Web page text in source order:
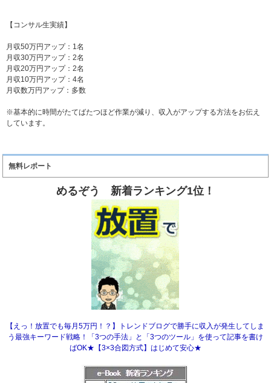
【コンサル生実績】
月収50万円アップ：1名
月収30万円アップ：2名
月収20万円アップ：2名
月収10万円アップ：4名
月収数万円アップ：多数
※基本的に時間がたてばたつほど作業が減り、収入がアップする方法をお伝え
しています。
無料レポート
めるぞう 新着ランキング1位！
【えっ！放置でも毎月5万円！？】トレンドブログで勝手に収入が発生してしま
う最強キーワード戦略！「3つの手法」と「3つのツール」を使って記事を書け
ばOK★【3×3合図方式】はじめて安心★